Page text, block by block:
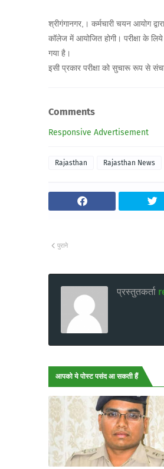
श्रीगंगानगर,। कर्मचारी चयन आयोग
कॉलेज में आयोजित होगी। परीक्षा के लिये
गया है।
इसी प्रकार परीक्षा को सुचारू रूप से
Comments
Responsive Advertisement
Rajasthan Rajasthan News
पुराने
प्रस्तुतकर्ता
आपको ये पोस्ट पसंद आ सकती हैं